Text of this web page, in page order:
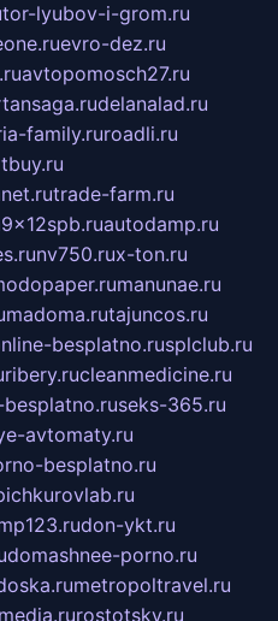
tor-lyubov-i-grom.ru
evro-dez.ru
avtopomosch27.ru
delanalad.ru
family.ruroadli.ru
trade-farm.ru
autodamp.ru
nv750.rux-ton.ru
manunae.ru
madoma.rutajuncos.ru
besplatno.rusplclub.ru
ribery.rucleanmedicine.ru
seks-365.ru
avtomaty.ru
besplatno.ru
don-ykt.ru
domashnee-porno.ru
metropoltravel.ru
rostotsky.ru